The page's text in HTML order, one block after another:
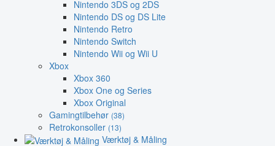
Nintendo 3DS og 2DS
Nintendo DS og DS Lite
Nintendo Retro
Nintendo Switch
Nintendo Wii og Wii U
Xbox
Xbox 360
Xbox One og Series
Xbox Original
Gamingtilbehør (38)
Retrokonsoller (13)
Værktøj & Måling